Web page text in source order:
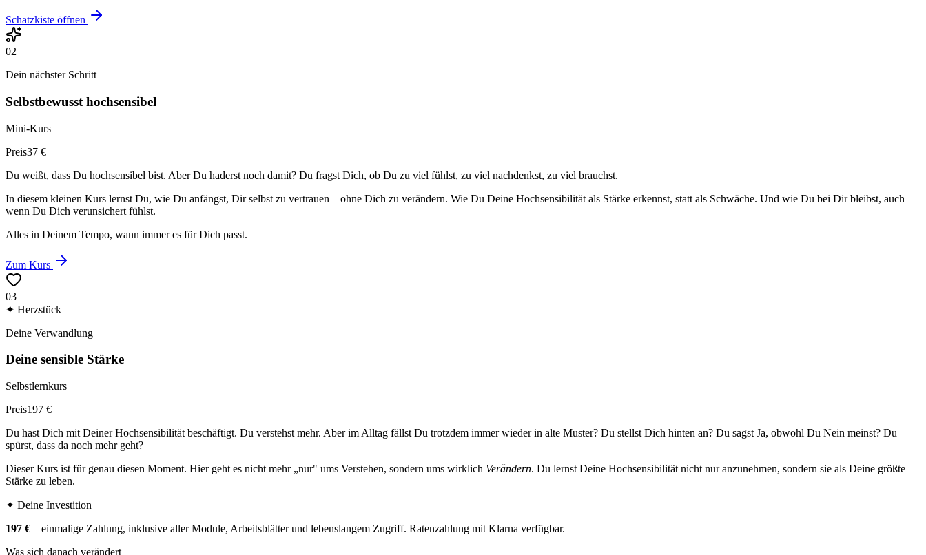
Schatzkiste öffnen
02
Dein nächster Schritt
Selbstbewusst hochsensibel
Mini-Kurs
Preis37 €
Du weißt, dass Du hochsensibel bist. Aber Du haderst noch damit? Du fragst Dich, ob Du zu viel fühlst, zu viel nachdenkst, zu viel brauchst.
In diesem kleinen Kurs lernst Du, wie Du anfängst, Dir selbst zu vertrauen – ohne Dich zu verändern. Wie Du Deine Hochsensibilität als Stärke erkennst, statt als Schwäche. Und wie Du bei Dir bleibst, auch
wenn Du Dich verunsichert fühlst.
Alles in Deinem Tempo, wann immer es für Dich passt.
Zum Kurs
03
✦ Herzstück
Deine Verwandlung
Deine sensible Stärke
Selbstlernkurs
Preis197 €
Du hast Dich mit Deiner Hochsensibilität beschäftigt. Du verstehst mehr. Aber im Alltag fällst Du trotzdem immer wieder in alte Muster? Du stellst Dich hinten an? Du sagst Ja, obwohl Du Nein meinst? Du
spürst, dass da noch mehr geht?
Dieser Kurs ist für genau diesen Moment. Hier geht es nicht mehr „nur" ums Verstehen, sondern ums wirklich Verändern. Du lernst Deine Hochsensibilität nicht nur anzunehmen, sondern sie als Deine größte
Stärke zu leben.
✦ Deine Investition
197 € – einmalige Zahlung, inklusive aller Module, Arbeitsblätter und lebenslangem Zugriff. Ratenzahlung mit Klarna verfügbar.
Was sich danach verändert